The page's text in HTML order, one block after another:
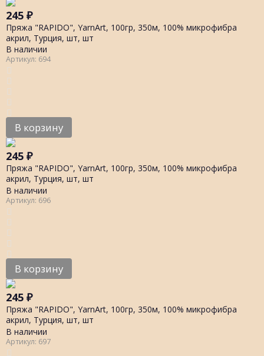
245 ₽
Пряжа "RAPIDO", YarnArt, 100гр, 350м, 100% микрофибра
акрил, Турция, шт, шт
В наличии
Артикул: 694
В корзину
245 ₽
Пряжа "RAPIDO", YarnArt, 100гр, 350м, 100% микрофибра
акрил, Турция, шт, шт
В наличии
Артикул: 696
В корзину
245 ₽
Пряжа "RAPIDO", YarnArt, 100гр, 350м, 100% микрофибра
акрил, Турция, шт, шт
В наличии
Артикул: 697